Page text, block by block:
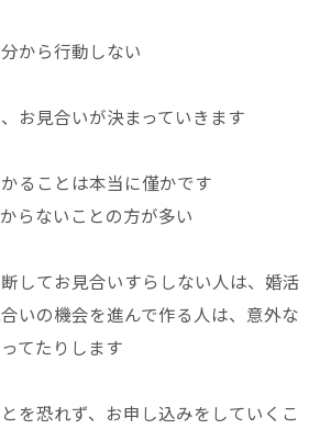
から行動しない
お見合いが決まっていきます
ることは本当に僅かです
らないことの方が多い
してお見合いすらしない人は、婚活
いの機会を進んで作る人は、意外な
てたりします
を恐れず、お申し込みをしていくこ